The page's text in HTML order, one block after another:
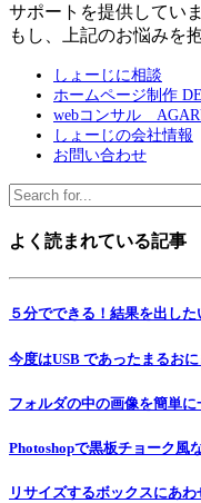
サポートを提供してい
もし、上記のお悩みを
しょーじに相談
ホームページ制作
webコンサル
しょーじの会社情報
お問い合わせ
よく読まれている記事
５分でできる！結果を出し
今度はUSB であったまるおに
フォルダの中の画像を簡単に
Photoshopで黒板チョーク風
リサイズするボックスにあ